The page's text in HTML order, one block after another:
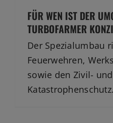
FÜR WEN IST DER
TURBOFARMER
Der Spezialumbau
Feuerwehren,
sowie den Zivil- und
Katastrophenschutz.